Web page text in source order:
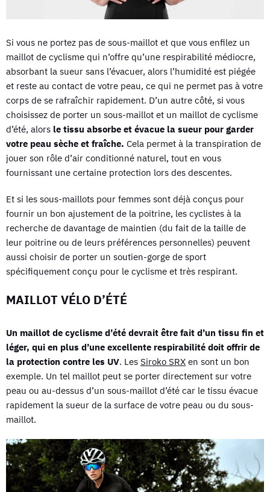
Si vous ne portez pas de sous-maillot et que vous enfilez un
maillot de cyclisme qui n’offre qu’une respirabilité médiocre,
absorbant la sueur sans l’évacuer, alors l’humidité est piégée
et reste au contact de votre peau, ce qui ne permet pas à votre
corps de se rafraîchir rapidement. D’un autre côté, si vous
choisissez de porter un sous-maillot et un maillot de cyclisme
d’été, alors le tissu absorbe et évacue la sueur pour garder
votre peau sèche et fraîche. Cela permet à la transpiration de
jouer son rôle d’air conditionné naturel, tout en vous
fournissant une certaine protection lors des descentes.
Et si les sous-maillots pour femmes sont déjà conçus pour
fournir un bon ajustement de la poitrine, les cyclistes à la
recherche de davantage de maintien (du fait de la taille de
leur poitrine ou de leurs préférences personnelles) peuvent
aussi choisir de porter un soutien-gorge de sport
spécifiquement conçu pour le cyclisme et très respirant.
MAILLOT VÉLO D’ÉTÉ
Un maillot de cyclisme d’été devrait être fait d’un tissu fin et
léger, qui en plus d’une excellente respirabilité doit offrir de
la protection contre les UV. Les Siroko SRX en sont un bon
exemple. Un tel maillot peut se porter directement sur votre
peau ou au-dessus d’un sous-maillot d’été car le tissu évacue
rapidement la sueur de la surface de votre peau ou du sous-
maillot.